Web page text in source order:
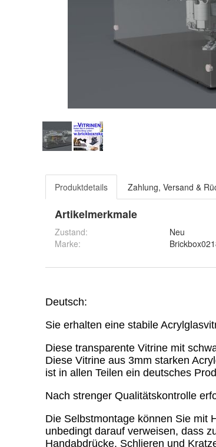
Produktdetails Zahlung, Versand &
Artikelmerkmale
Zustand:
Neu
Marke: